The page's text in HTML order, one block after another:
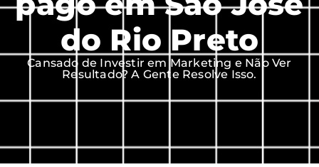
do Rio Preto
Cansado de Investir em Marketing e Não Ver
Resultado? A Gente Resolve Isso.